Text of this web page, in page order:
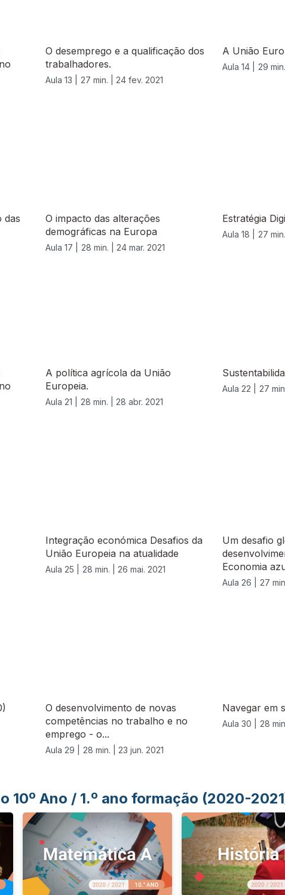
O desemprego e a qualificação dos
trabalhadores.
Aula 13 | 27 min. | 24 fev. 2021
A União
Aula 14 | 29
das
O impacto das alterações
demográficas na Europa
Aula 17 | 28 min. | 24 mar. 2021
Estratégia
Aula 18 | 27
A política agrícola da União
Europeia.
Aula 21 | 28 min. | 28 abr. 2021
Aula 22 | 27
Integração económica Desafios da
União Europeia na atualidade
Aula 25 | 28 min. | 26 mai. 2021
Um desafio
Economia
Aula 26 | 27
O desenvolvimento de novas
competências no trabalho e no
emprego - o...
Aula 29 | 28 min. | 23 jun. 2021
Navegar em
Aula 30 | 28
10º Ano / 1.º ano formação (2020-